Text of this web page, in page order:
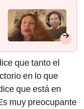
que tanto el
en lo que
que está en
muy preocupante